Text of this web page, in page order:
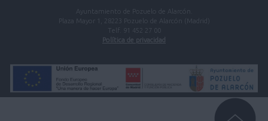
Ayuntamiento de Pozuelo de Alarcón.
Plaza Mayor 1, 28223 Pozuelo de Alarcón (Madrid)
Telf. 91 452 27 00
Política de privacidad